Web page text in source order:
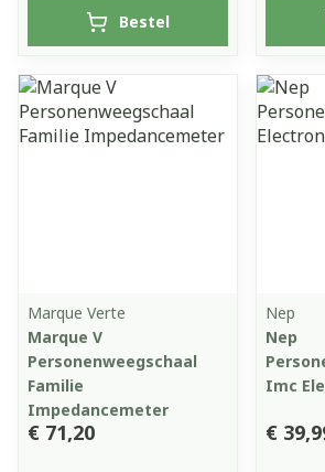
Bestel
Marque Verte
Marque V
Personenweegschaal
Familie
Impedancemeter
€ 71,20
Nep
Nep
Imc
€